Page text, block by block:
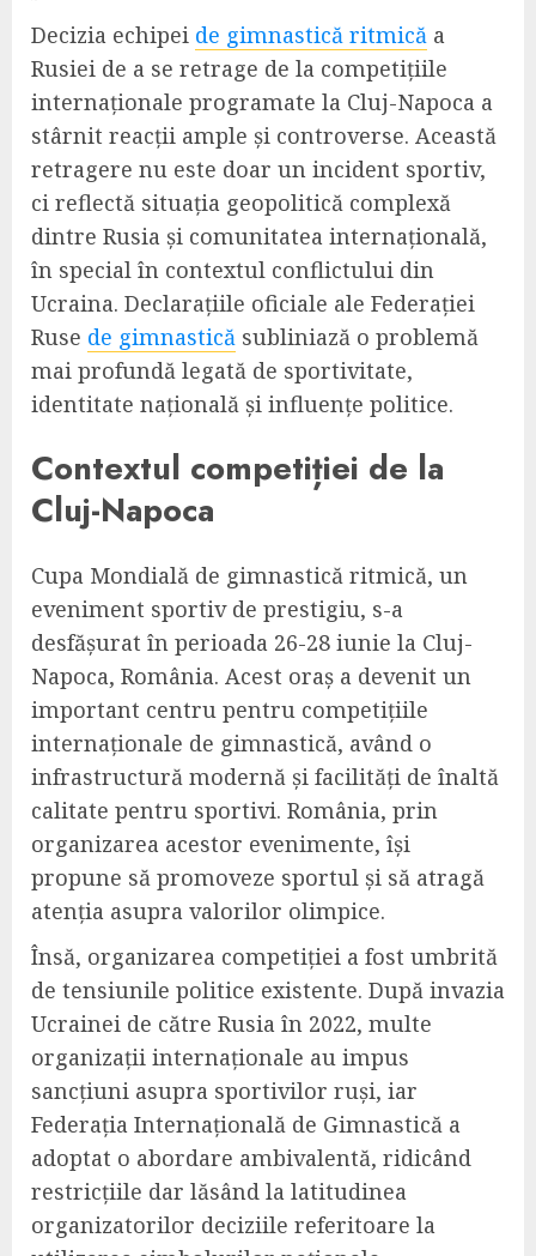
Decizia echipei de gimnastică ritmică a
Rusiei de a se retrage de la competițiile
internaționale programate la Cluj-Napoca a
stârnit reacții ample și controverse. Această
retragere nu este doar un incident sportiv,
ci reflectă situația geopolitică complexă
dintre Rusia și comunitatea internațională,
în special în contextul conflictului din
Ucraina. Declarațiile oficiale ale Federației
Ruse de gimnastică subliniază o problemă
mai profundă legată de sportivitate,
identitate națională și influențe politice.
Contextul competiției de la
Cluj-Napoca
Cupa Mondială de gimnastică ritmică, un
eveniment sportiv de prestigiu, s-a
desfășurat în perioada 26-28 iunie la Cluj-
Napoca, România. Acest oraș a devenit un
important centru pentru competițiile
internaționale de gimnastică, având o
infrastructură modernă și facilități de înaltă
calitate pentru sportivi. România, prin
organizarea acestor evenimente, își
propune să promoveze sportul și să atragă
atenția asupra valorilor olimpice.
Însă, organizarea competiției a fost umbrită
de tensiunile politice existente. După invazia
Ucrainei de către Rusia în 2022, multe
organizații internaționale au impus
sancțiuni asupra sportivilor ruși, iar
Federația Internațională de Gimnastică a
adoptat o abordare ambivalentă, ridicând
restricțiile dar lăsând la latitudinea
organizatorilor deciziile referitoare la